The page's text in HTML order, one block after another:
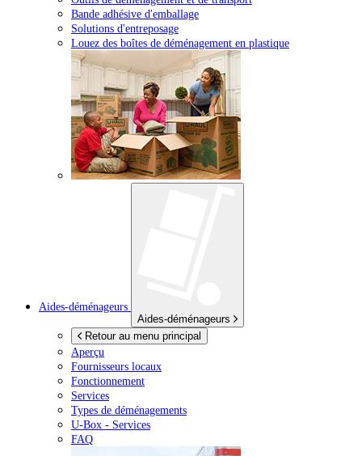
Bande adhésive d'emballage
Solutions d'entreposage
Louez des boîtes de déménagement en plastique
Aides-déménageurs
Aides-déménageurs
Retour au menu principal
Aperçu
Fournisseurs locaux
Fonctionnement
Services
Types de déménagements
U-Box - Services
FAQ